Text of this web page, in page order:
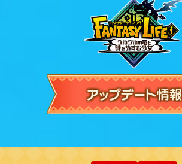
アップデート情報